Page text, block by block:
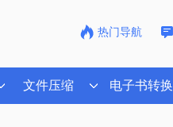
热门导航
文件压缩 电子书转换